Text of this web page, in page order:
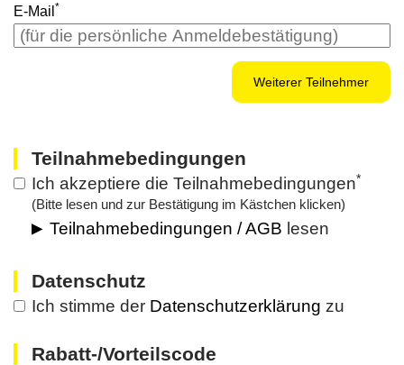
E-Mail *
Teilnahmebedingungen
Ich akzeptiere die Teilnahmebedingungen*
(Bitte lesen und zur Bestätigung im Kästchen klicken)
Teilnahmebedingungen / AGB lesen
Datenschutz
Ich stimme der Datenschutzerklärung zu
Rabatt-/Vorteilscode